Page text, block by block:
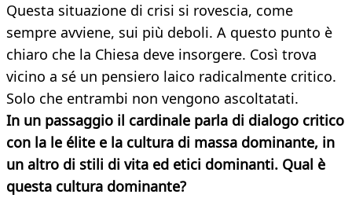
Questa situazione di crisi si rovescia, come
sempre avviene, sui più deboli. A questo punto è
chiaro che la Chiesa deve insorgere. Così trova
vicino a sé un pensiero laico radicalmente critico.
Solo che entrambi non vengono ascoltatati.
In un passaggio il cardinale parla di dialogo critico
con la le élite e la cultura di massa dominante, in
un altro di stili di vita ed etici dominanti. Qual è
questa cultura dominante?